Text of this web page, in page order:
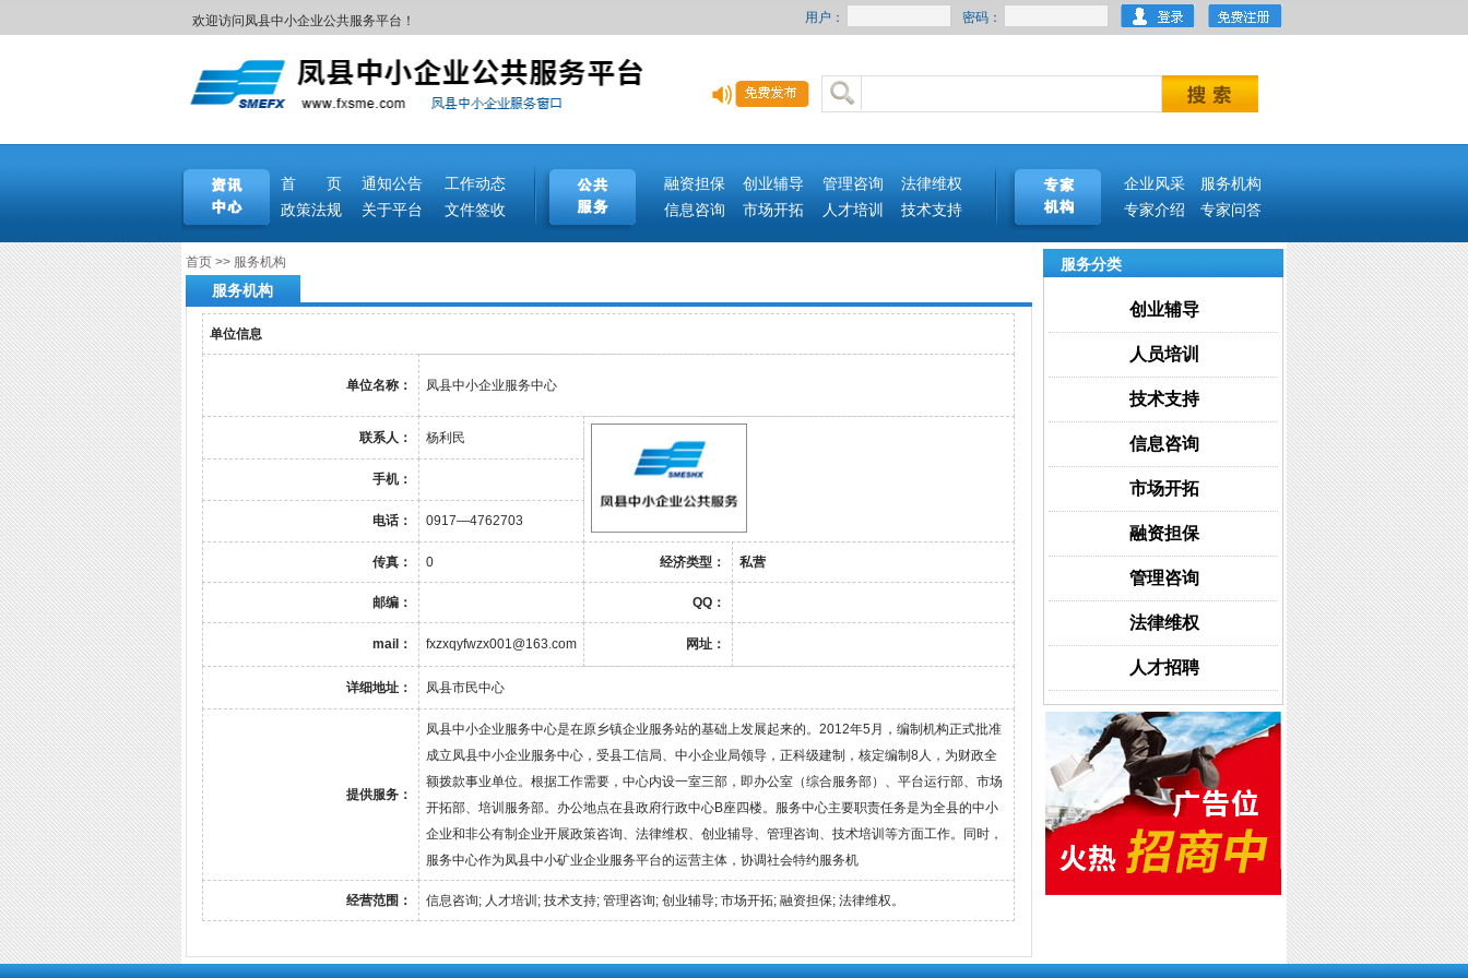
欢迎访问凤县中小企业公共服务平台！ 用户： 密码：
首 页 通知公告 工作动态 融资担保 创业辅导 管理咨询 法律维权 企业风采
服务机构
政策法规
关于平台 文件签收 信息咨询 市场开拓 人才培训 技术支持 专家介绍 专家问答
服务分类
创业辅导
人员培训
技术支持
信息咨询
市场开拓
融资担保
管理咨询
法律维权
人才招聘
首页>> 服务机构
服务机构
单位信息
单位名称： 凤县中小企业服务中心
联系人： 杨利民
手机：
电话： 0917—4762703
传真： 0 经济类型： 私营
邮编： QQ：
mail： fxzxqyfwzx001@163.com 网址：
详细地址： 凤县市民中心
提供服务：
凤县中小企业服务中心是在原乡镇企业服务站的基础上发展起来的。2012年5月，编制机构正式批准
成立凤县中小企业服务中心，受县工信局、中小企业局领导，正科级建制，核定编制8人，为财政全
额拨款事业单位。根据工作需要，中心内设一室三部，即办公室（综合服务部）、平台运行部、市场
开拓部、培训服务部。办公地点在县政府行政中心B座四楼。服务中心主要职责任务是为全县的中小
企业和非公有制企业开展政策咨询、法律维权、创业辅导、管理咨询、技术培训等方面工作。同时，
服务中心作为凤县中小矿业企业服务平台的运营主体，协调社会特约服务机
经营范围： 信息咨询; 人才培训; 技术支持; 管理咨询; 创业辅导; 市场开拓; 融资担保; 法律维权。